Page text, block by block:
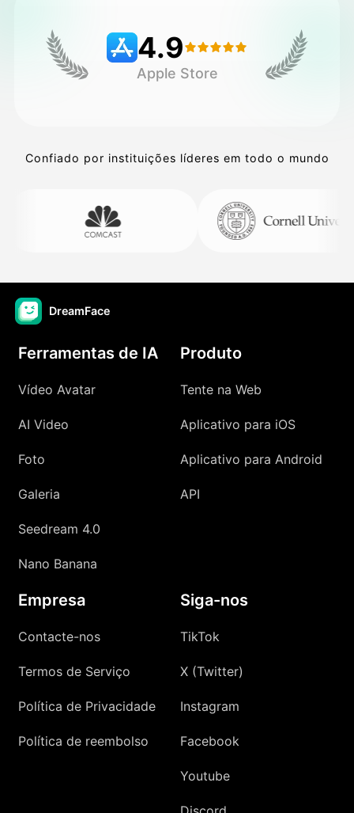
4.9
Apple Store
Confiado por instituições líderes em todo o mundo
DreamFace
Ferramentas de IA
Vídeo Avatar
AI Video
Foto
Galeria
Seedream 4.0
Nano Banana
Produto
Tente na Web
Aplicativo para iOS
Aplicativo para Android
API
Empresa
Contacte-nos
Termos de Serviço
Política de Privacidade
Política de reembolso
Siga-nos
TikTok
X (Twitter)
Instagram
Facebook
Youtube